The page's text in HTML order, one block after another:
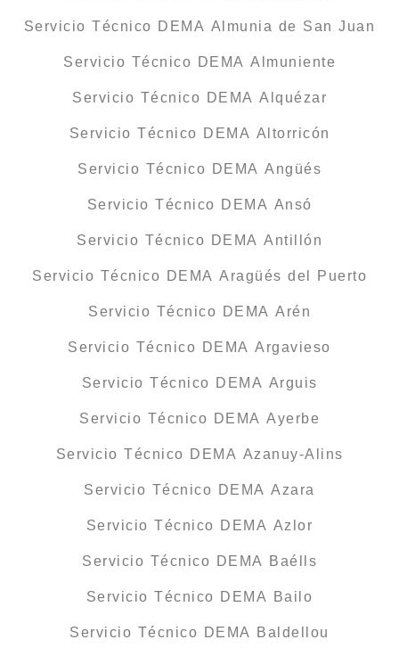
Servicio Técnico DEMA Almunia de San Juan
Servicio Técnico DEMA Almuniente
Servicio Técnico DEMA Alquézar
Servicio Técnico DEMA Altorricón
Servicio Técnico DEMA Angüés
Servicio Técnico DEMA Ansó
Servicio Técnico DEMA Antillón
Servicio Técnico DEMA Aragüés del Puerto
Servicio Técnico DEMA Arén
Servicio Técnico DEMA Argavieso
Servicio Técnico DEMA Arguis
Servicio Técnico DEMA Ayerbe
Servicio Técnico DEMA Azanuy-Alins
Servicio Técnico DEMA Azara
Servicio Técnico DEMA Azlor
Servicio Técnico DEMA Baélls
Servicio Técnico DEMA Bailo
Servicio Técnico DEMA Baldellou